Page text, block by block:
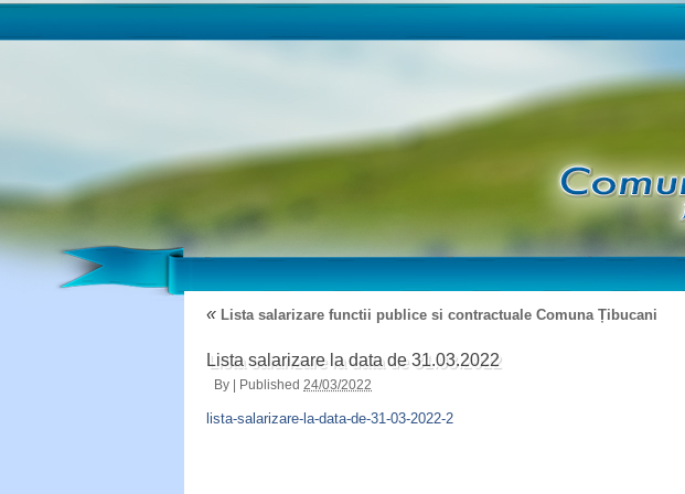
« Lista salarizare functii publice si contractuale Comuna Țibucani
Lista salarizare la data de 31.03.2022
By | Published 24/03/2022
lista-salarizare-la-data-de-31-03-2022-2